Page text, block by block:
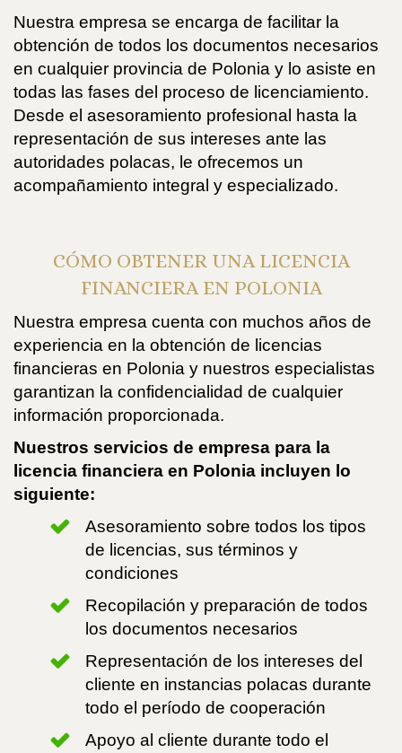
Nuestra empresa se encarga de facilitar la
obtención de todos los documentos necesarios
en cualquier provincia de Polonia y lo asiste en
todas las fases del proceso de licenciamiento.
Desde el asesoramiento profesional hasta la
representación de sus intereses ante las
autoridades polacas, le ofrecemos un
acompañamiento integral y especializado.
CÓMO OBTENER UNA LICENCIA
FINANCIERA EN POLONIA
Nuestra empresa cuenta con muchos años de
experiencia en la obtención de licencias
financieras en Polonia y nuestros especialistas
garantizan la confidencialidad de cualquier
información proporcionada.
Nuestros servicios de empresa para la
licencia financiera en Polonia incluyen lo
siguiente:
Asesoramiento sobre todos los tipos
de licencias, sus términos y
condiciones
Recopilación y preparación de todos
los documentos necesarios
Representación de los intereses del
cliente en instancias polacas durante
todo el período de cooperación
Apoyo al cliente durante todo el